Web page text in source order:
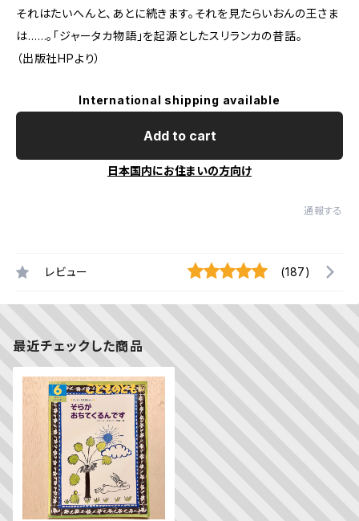
それはたいへんと、あとに続きます。それを見たらいおんの王さま
は……。「ジャータカ物語」を起源としたスリランカの昔話。
（出版社HPより）
International shipping available
Add to cart
日本国内にお住まいの方向け
通報する
レビュー (187)
最近チェックした商品